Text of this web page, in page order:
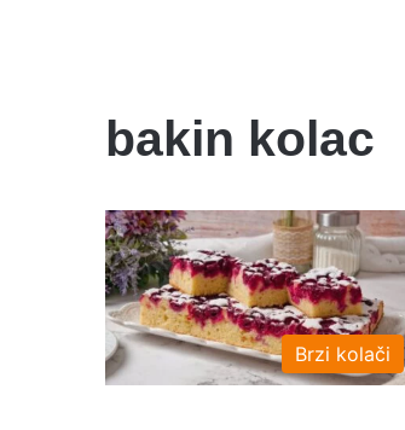
bakin kolac
Brzi kolači